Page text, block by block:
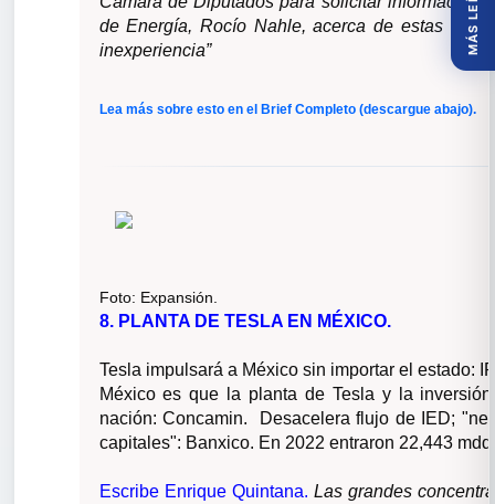
de Energía, Rocío Nahle, acerca de estas
inexperiencia”
Lea más sobre esto en el Brief Completo (descargue abajo).
Foto: Expansión.
8. PLANTA DE TESLA EN MÉXICO.
Tesla impulsará a México sin importar el estado:
México es que la planta de Tesla y la
nación: Concamin. Desacelera flujo de IED;
capitales": Banxico. En 2022 entraron 22,443 mdd
Escribe Enrique Quintana. Las grandes